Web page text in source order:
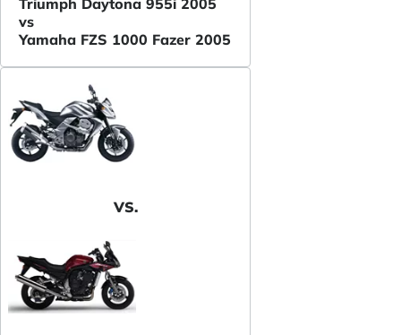
vs
Yamaha FZS 1000 Fazer 2005
VS.